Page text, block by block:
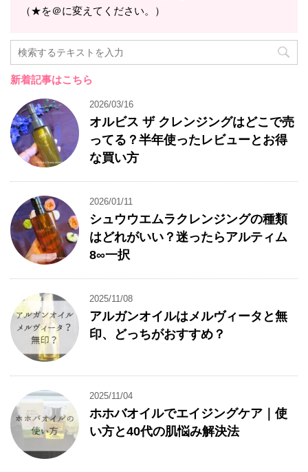
（★を＠に変えてください。）
新着記事はこちら
2026/03/16
オルビス ザ クレンジングはどこで売
ってる？半年使ったレビューとお得
な買い方
2026/01/11
シュウウエムラクレンジングの種類
はどれがいい？迷ったらアルティム
8∞一択
2025/11/08
アルガンオイルはメルヴィータと無
印、どっちがおすすめ？
2025/11/04
ホホバオイルでエイジングケア｜使
い方と40代の肌悩み解決法